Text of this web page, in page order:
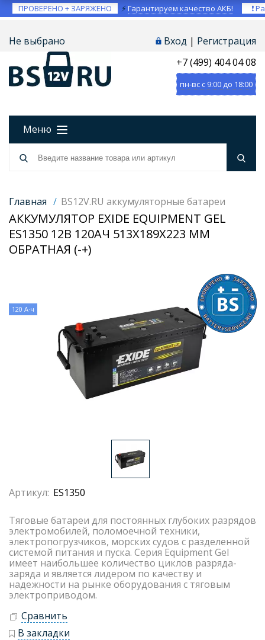
ПРОВЕРЕНО + ЗАРЯЖЕНО ⚡Гарантируем качество АКБ! ❗
Не выбрано Вход | Регистрация
+7 (499) 404 04 08
пн-вс с 9:00 до 18:00
Меню
Главная / BS12V.RU аккумуляторные батареи
АККУМУЛЯТОР EXIDE EQUIPMENT GEL
ES1350 12В 120АЧ 513X189X223 ММ
ОБРАТНАЯ (-+)
120 А·ч
Артикул: ES1350
Тяговые батареи для постоянных глубоких разрядов
электромобилей, поломоечной техники,
электропогрузчиков, морских судов с разделенной
системой питания и пуска. Серия Equipment Gel
имеет наибольшее количество циклов разряда-
заряда и является лидером по качеству и
надежности на рынке оборудования с тяговым
электроприводом.
Сравнить
В закладки